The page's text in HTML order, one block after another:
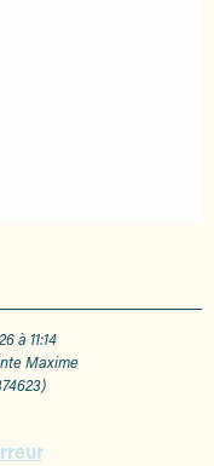
à 11:14
Maxime
)